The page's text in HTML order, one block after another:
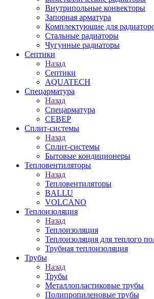
Внутрипольные конвекторы
Запорная арматура
Комплектующие для
Стальные радиаторы
Чугунные радиаторы
Септики
Назад
Септики
AQUATECH
Спецарматура
Назад
Спецарматура
СЕВЕР
Сплит-системы
Назад
Сплит-системы
Бытовые кондиционеры
Тепловентиляторы
Назад
Тепловентиляторы
BALLU
VOLCANO
Теплоизоляция
Назад
Теплоизоляция
Теплоизоляция для теплого
Трубная теплоизоляция
Трубы
Назад
Трубы
Металлопластиковые трубы
Полипропиленовые трубы